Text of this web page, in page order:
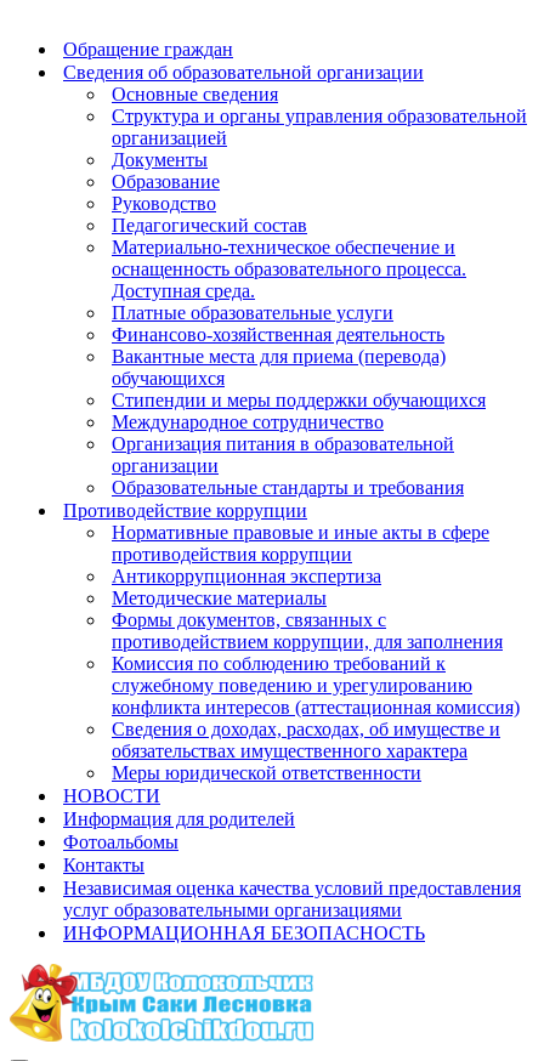
Обращение граждан
Сведения об образовательной организации
Основные сведения
Структура и органы управления образовательной
организацией
Документы
Образование
Руководство
Педагогический состав
Материально-техническое обеспечение и
оснащенность образовательного процесса.
Доступная среда.
Платные образовательные услуги
Финансово-хозяйственная деятельность
Вакантные места для приема (перевода)
обучающихся
Стипендии и меры поддержки обучающихся
Международное сотрудничество
Организация питания в образовательной
организации
Образовательные стандарты и требования
Противодействие коррупции
Нормативные правовые и иные акты в сфере
противодействия коррупции
Антикоррупционная экспертиза
Методические материалы
Формы документов, связанных с
противодействием коррупции, для заполнения
Комиссия по соблюдению требований к
служебному поведению и урегулированию
конфликта интересов (аттестационная комиссия)
Сведения о доходах, расходах, об имуществе и
обязательствах имущественного характера
Меры юридической ответственности
НОВОСТИ
Информация для родителей
Фотоальбомы
Контакты
Независимая оценка качества условий предоставления
услуг образовательными организациями
ИНФОРМАЦИОННАЯ БЕЗОПАСНОСТЬ